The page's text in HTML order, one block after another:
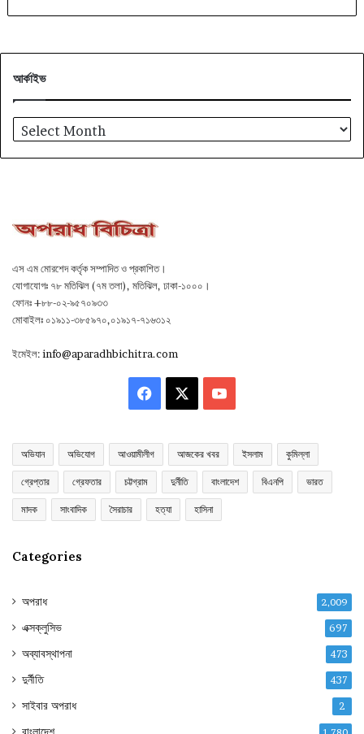
আর্কাইভ
আর্কাইভ
এস এম মোরশেদ কর্তৃক সম্পাদিত ও প্রকাশিত।
যোগাযোগঃ ৭৮ মতিঝিল (৭ম তলা), মতিঝিল, ঢাকা-১০০০।
ফোনঃ +৮৮-০২-৯৫৭০৯৩৩
মোবাইলঃ ০১৯১১-৩৮৫৯৭০,০১৯১৭-৭১৬৩১২
ইমেইল:info@aparadhbichitra.com
Facebook YouTube
অভিযান অভিযোগ আওয়ামীলীগ আজকের খবর ইসলাম কুমিল্লা
গ্রেপ্তার গ্রেফতার চট্টগ্রাম দুর্নীতি বাংলাদেশ বিএনপি ভারত
মাদক সাংবাদিক সৈরাচার হত্যা হাসিনা
Categories
অপরাধ 2,009
এক্সক্লুসিভ 697
অব্যাবস্থাপনা 473
দুর্নীতি 437
সাইবার অপরাধ 2